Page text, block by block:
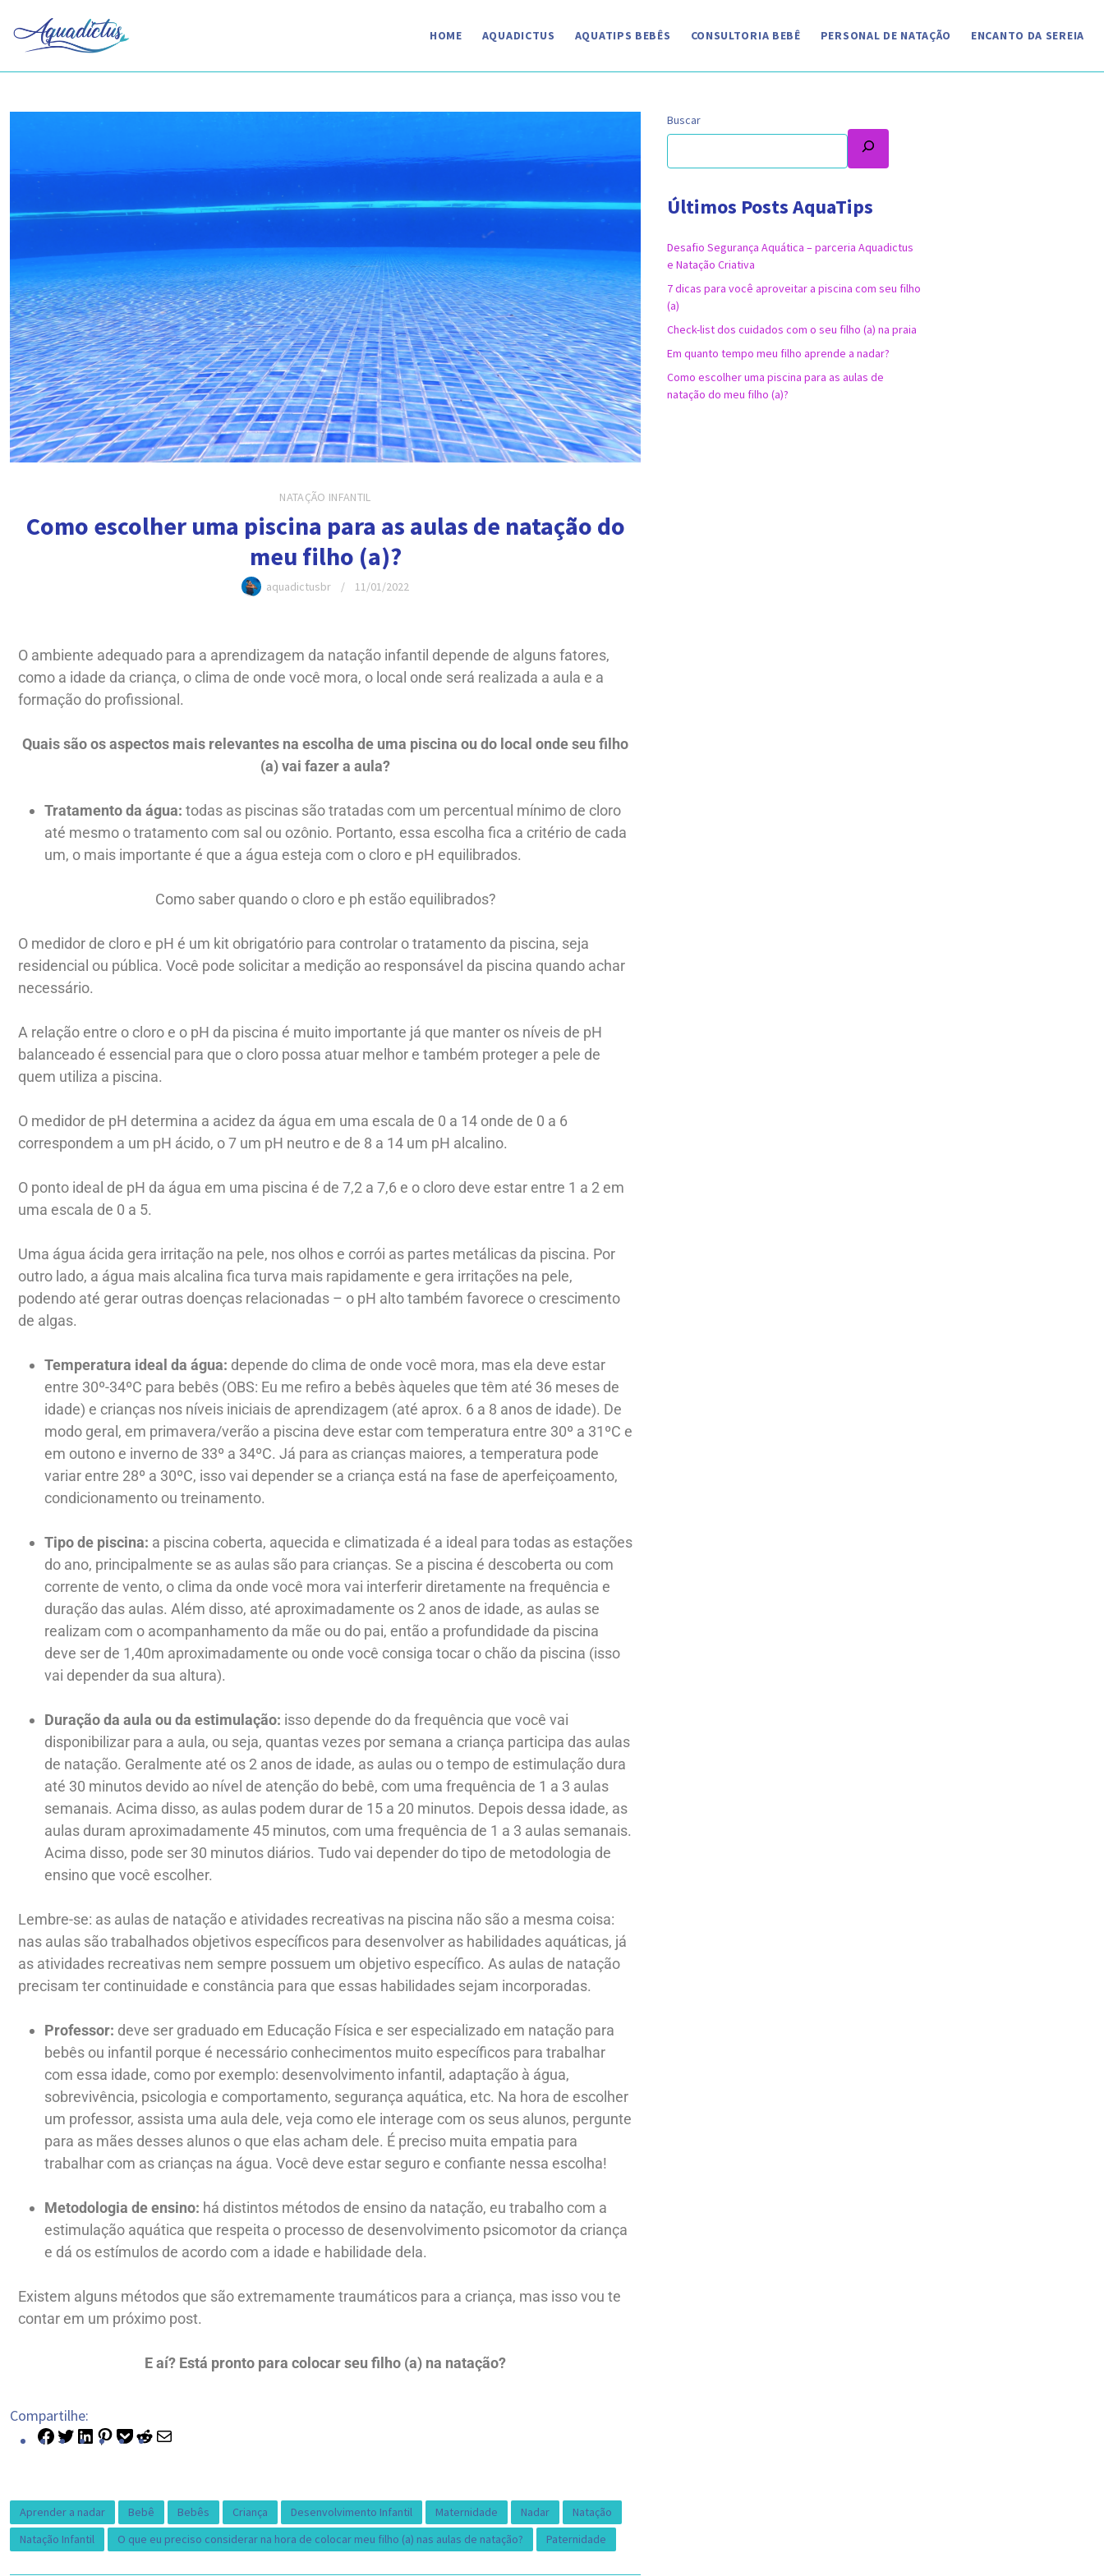
HOME AQUADICTUS AQUATIPS BEBÊS CONSULTORIA BEBÊ PERSONAL DE NATAÇÃO ENCANTO DA SEREIA
NATAÇÃO INFANTIL
Como escolher uma piscina para as aulas de natação do
meu filho (a)?
aquadictusbr 11/01/2022
O ambiente adequado para a aprendizagem da natação infantil depende de alguns fatores,
como a idade da criança, o clima de onde você mora, o local onde será realizada a aula e a
formação do profissional.
Quais são os aspectos mais relevantes na escolha de uma piscina ou do local onde seu filho
(a) vai fazer a aula?
Tratamento da água: todas as piscinas são tratadas com um percentual mínimo de cloro
até mesmo o tratamento com sal ou ozônio. Portanto, essa escolha fica a critério de cada
um, o mais importante é que a água esteja com o cloro e pH equilibrados.
Como saber quando o cloro e ph estão equilibrados?
O medidor de cloro e pH é um kit obrigatório para controlar o tratamento da piscina, seja
residencial ou pública. Você pode solicitar a medição ao responsável da piscina quando achar
necessário.
A relação entre o cloro e o pH da piscina é muito importante já que manter os níveis de pH
balanceado é essencial para que o cloro possa atuar melhor e também proteger a pele de
quem utiliza a piscina.
O medidor de pH determina a acidez da água em uma escala de 0 a 14 onde de 0 a 6
correspondem a um pH ácido, o 7 um pH neutro e de 8 a 14 um pH alcalino.
O ponto ideal de pH da água em uma piscina é de 7,2 a 7,6 e o cloro deve estar entre 1 a 2 em
uma escala de 0 a 5.
Uma água ácida gera irritação na pele, nos olhos e corrói as partes metálicas da piscina. Por
outro lado, a água mais alcalina fica turva mais rapidamente e gera irritações na pele,
podendo até gerar outras doenças relacionadas – o pH alto também favorece o crescimento
de algas.
Temperatura ideal da água: depende do clima de onde você mora, mas ela deve estar
entre 30º-34ºC para bebês (OBS: Eu me refiro a bebês àqueles que têm até 36 meses de
idade) e crianças nos níveis iniciais de aprendizagem (até aprox. 6 a 8 anos de idade). De
modo geral, em primavera/verão a piscina deve estar com temperatura entre 30º a 31ºC e
em outono e inverno de 33º a 34ºC. Já para as crianças maiores, a temperatura pode
variar entre 28º a 30ºC, isso vai depender se a criança está na fase de aperfeiçoamento,
condicionamento ou treinamento.
Tipo de piscina: a piscina coberta, aquecida e climatizada é a ideal para todas as estações
do ano, principalmente se as aulas são para crianças. Se a piscina é descoberta ou com
corrente de vento, o clima da onde você mora vai interferir diretamente na frequência e
duração das aulas. Além disso, até aproximadamente os 2 anos de idade, as aulas se
realizam com o acompanhamento da mãe ou do pai, então a profundidade da piscina
deve ser de 1,40m aproximadamente ou onde você consiga tocar o chão da piscina (isso
vai depender da sua altura).
Duração da aula ou da estimulação: isso depende do da frequência que você vai
disponibilizar para a aula, ou seja, quantas vezes por semana a criança participa das aulas
de natação. Geralmente até os 2 anos de idade, as aulas ou o tempo de estimulação dura
até 30 minutos devido ao nível de atenção do bebê, com uma frequência de 1 a 3 aulas
semanais. Acima disso, as aulas podem durar de 15 a 20 minutos. Depois dessa idade, as
aulas duram aproximadamente 45 minutos, com uma frequência de 1 a 3 aulas semanais.
Acima disso, pode ser 30 minutos diários. Tudo vai depender do tipo de metodologia de
ensino que você escolher.
Lembre-se: as aulas de natação e atividades recreativas na piscina não são a mesma coisa:
nas aulas são trabalhados objetivos específicos para desenvolver as habilidades aquáticas, já
as atividades recreativas nem sempre possuem um objetivo específico. As aulas de natação
precisam ter continuidade e constância para que essas habilidades sejam incorporadas.
Professor: deve ser graduado em Educação Física e ser especializado em natação para
bebês ou infantil porque é necessário conhecimentos muito específicos para trabalhar
com essa idade, como por exemplo: desenvolvimento infantil, adaptação à água,
sobrevivência, psicologia e comportamento, segurança aquática, etc. Na hora de escolher
um professor, assista uma aula dele, veja como ele interage com os seus alunos, pergunte
para as mães desses alunos o que elas acham dele. É preciso muita empatia para
trabalhar com as crianças na água. Você deve estar seguro e confiante nessa escolha!
Metodologia de ensino: há distintos métodos de ensino da natação, eu trabalho com a
estimulação aquática que respeita o processo de desenvolvimento psicomotor da criança
e dá os estímulos de acordo com a idade e habilidade dela.
Existem alguns métodos que são extremamente traumáticos para a criança, mas isso vou te
contar em um próximo post.
E aí? Está pronto para colocar seu filho (a) na natação?
Compartilhe:
Aprender a nadar Bebê Bebês Criança Desenvolvimento Infantil Maternidade Nadar
Natação
Natação Infantil
O que eu preciso considerar na hora de colocar meu filho (a) nas aulas de natação? Paternidade
Buscar
Últimos Posts AquaTips
Desafio Segurança Aquática – parceria Aquadictus
e Natação Criativa
7 dicas para você aproveitar a piscina com seu filho
(a)
Check-list dos cuidados com o seu filho (a) na praia
Em quanto tempo meu filho aprende a nadar?
Como escolher uma piscina para as aulas de
natação do meu filho (a)?